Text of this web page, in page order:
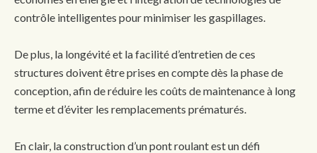
contrôle intelligentes pour minimiser les gaspillages.
De plus, la longévité et la facilité d’entretien de ces
structures doivent être prises en compte dès la phase de
conception, afin de réduire les coûts de maintenance à long
terme et d’éviter les remplacements prématurés.
En clair, la construction d’un pont roulant est un défi